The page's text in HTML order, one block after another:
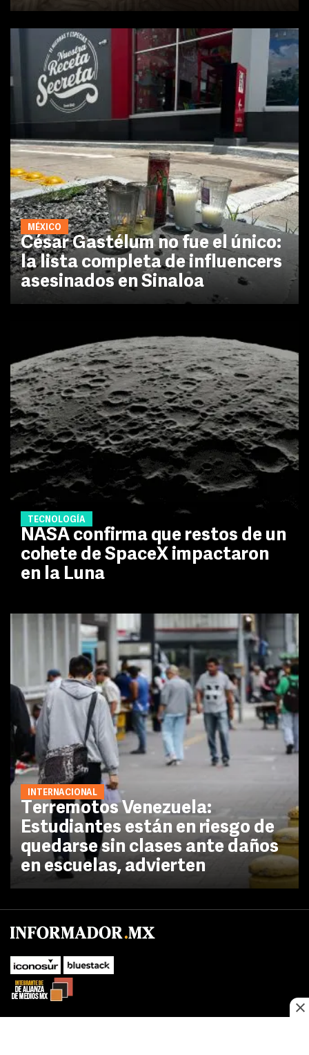
MÉXICO
César Gastélum no fue el único:
la lista completa de influencers
asesinados en Sinaloa
TECNOLOGÍA
NASA confirma que restos de un
cohete de SpaceX impactaron
en la Luna
INTERNACIONAL
Terremotos Venezuela:
Estudiantes están en riesgo de
quedarse sin clases ante daños
en escuelas, advierten